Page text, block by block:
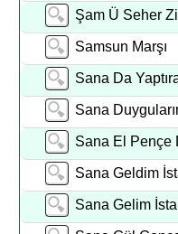
Şam Ü Seher
Samsun Marşı
Sana Da
Sana
Sana El Pençe
Sana Geldim
Sana Gelim